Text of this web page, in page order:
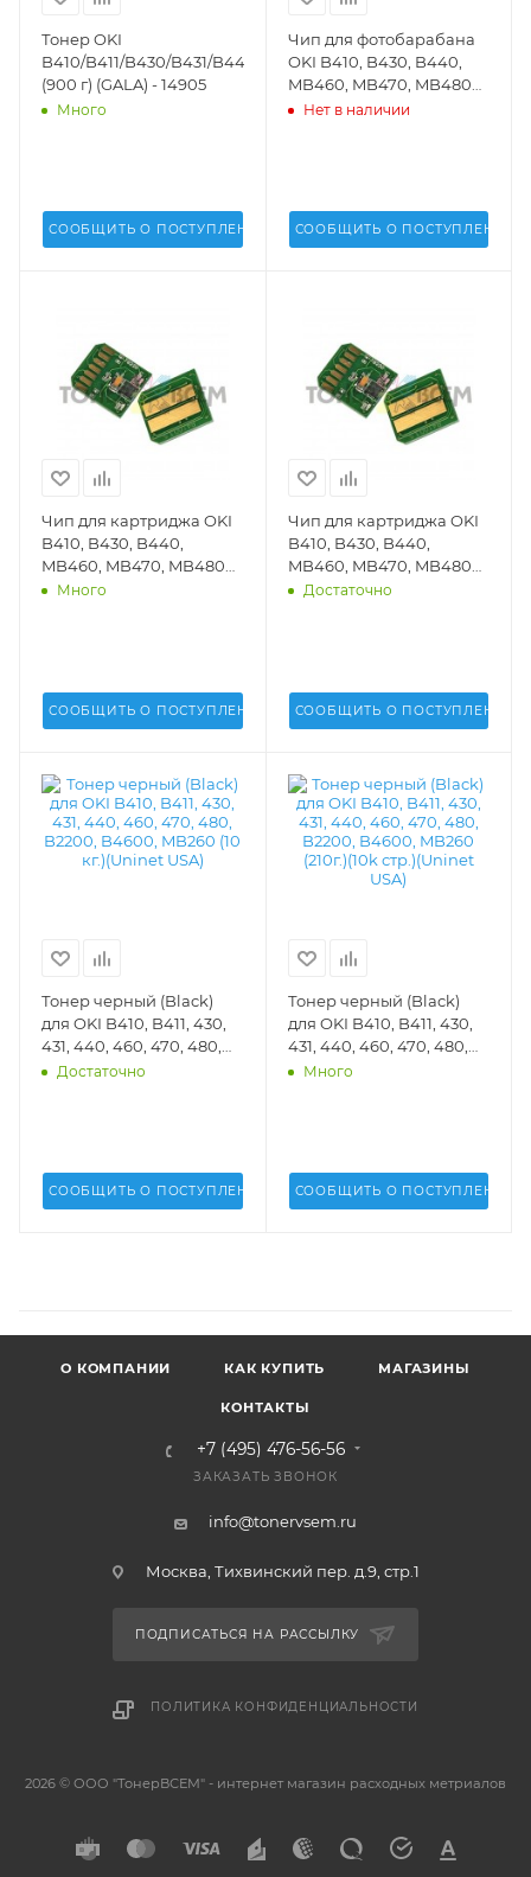
Тонер OKI
B410/B411/B430/B431/B440/MB460/MB470/MB480
(900 г) (GALA) - 14905
Много
СООБЩИТЬ О ПОСТУПЛЕНИИ
Чип для фотобарабана
OKI B410, B430, B440,
MB460, MB470, MB480
(25k стр.)(DV Inc.) -
Нет в наличии
СООБЩИТЬ О ПОСТУПЛЕНИИ
Чип для картриджа OKI
B410, B430, B440,
MB460, MB470, MB480
(7k стр.)(DV Inc.) -
Много
СООБЩИТЬ О ПОСТУПЛЕНИИ
Чип для картриджа OKI
B410, B430, B440,
MB460, MB470, MB480
(3,5k стр.)(DV Inc.) -
Достаточно
СООБЩИТЬ О ПОСТУПЛЕНИИ
Тонер черный (Black)
для OKI B410, B411, 430,
431, 440, 460, 470, 480,
B2200, B4600, MB260 (10
Достаточно
СООБЩИТЬ О ПОСТУПЛЕНИИ
Тонер черный (Black)
для OKI B410, B411, 430,
431, 440, 460, 470, 480,
B2200, B4600, MB260
Много
СООБЩИТЬ О ПОСТУПЛЕНИИ
О КОМПАНИИ КАК КУПИТЬ МАГАЗИНЫ
КОНТАКТЫ
+7 (495) 476-56-56
ЗАКАЗАТЬ ЗВОНОК
info@tonervsem.ru
Москва, Тихвинский пер. д.9, стр.1
ПОДПИСАТЬСЯ НА РАССЫЛКУ
ПОЛИТИКА КОНФИДЕНЦИАЛЬНОСТИ
2026 © ООО "ТонерВСЕМ" - интернет магазин расходных метриалов